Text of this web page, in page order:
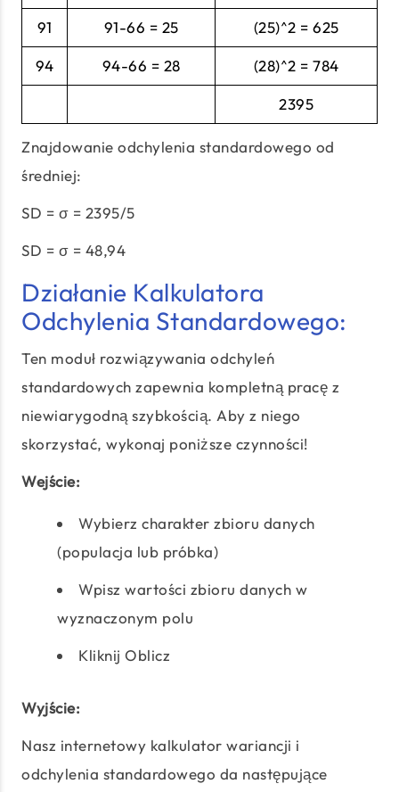
91 91-66 = 25 (25)^2 = 625
94 94-66 = 28 (28)^2 = 784
2395
Znajdowanie odchylenia standardowego od
średniej:
SD = σ = 2395/5
SD = σ = 48,94
Działanie Kalkulatora
Odchylenia Standardowego:
Ten moduł rozwiązywania odchyleń
standardowych zapewnia kompletną pracę z
niewiarygodną szybkością. Aby z niego
skorzystać, wykonaj poniższe czynności!
Wejście:
Wybierz charakter zbioru danych
(populacja lub próbka)
Wpisz wartości zbioru danych w
wyznaczonym polu
Kliknij Oblicz
Wyjście:
Nasz internetowy kalkulator wariancji i
odchylenia standardowego da następujące